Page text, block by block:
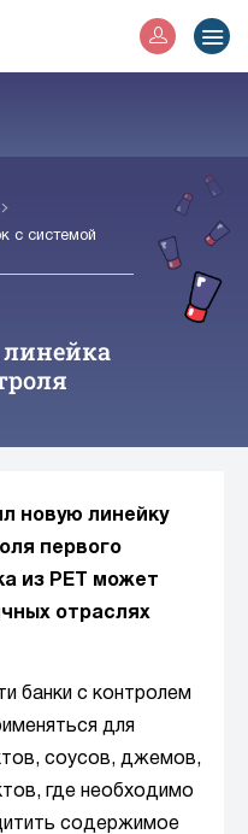
с системой
линейка
новую линейку
первого
из PET может
отраслях
банки с контролем
для
соусов, джемов,
где необходимо
содержимое